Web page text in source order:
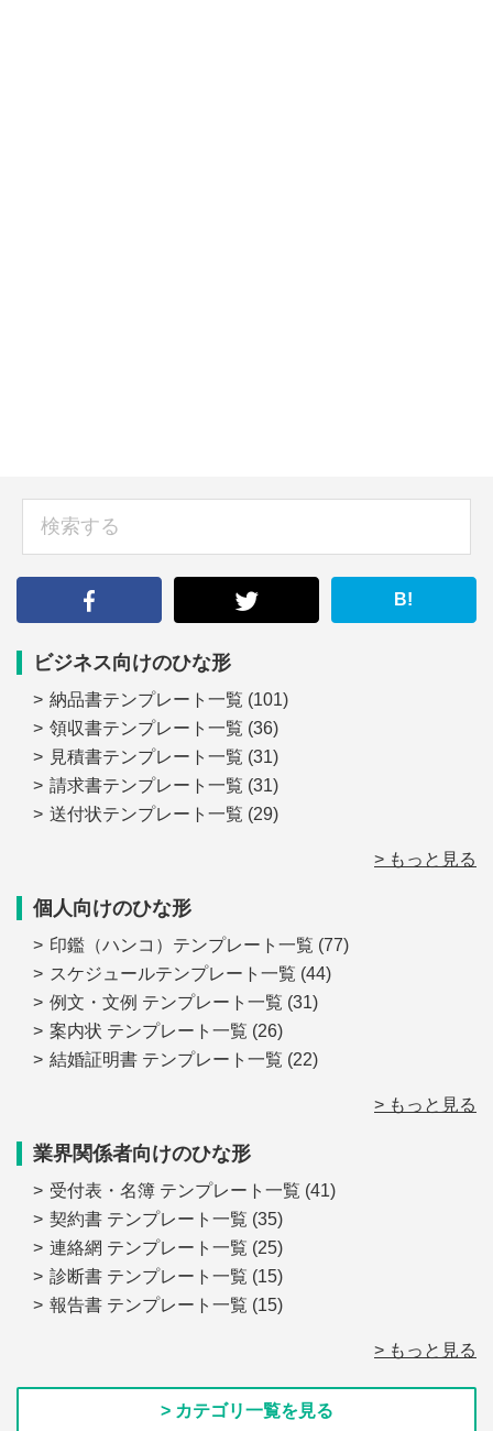
B!
ビジネス向けのひな形
納品書テンプレート一覧 (101)
領収書テンプレート一覧 (36)
見積書テンプレート一覧 (31)
請求書テンプレート一覧 (31)
送付状テンプレート一覧 (29)
> もっと見る
個人向けのひな形
印鑑（ハンコ）テンプレート一覧 (77)
スケジュールテンプレート一覧 (44)
例文・文例 テンプレート一覧 (31)
案内状 テンプレート一覧 (26)
結婚証明書 テンプレート一覧 (22)
> もっと見る
業界関係者向けのひな形
受付表・名簿 テンプレート一覧 (41)
契約書 テンプレート一覧 (35)
連絡網 テンプレート一覧 (25)
診断書 テンプレート一覧 (15)
報告書 テンプレート一覧 (15)
> もっと見る
> カテゴリ一覧を見る